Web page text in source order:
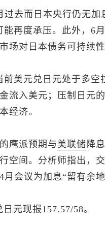
过去而日本央行仍无
能再度承压。此外，6
场对日本债务可持续
前美元兑日元处于多空
流入美元；压制日元
经济。
鹰派预期与 美联储 降
空间。分析师指出，
月会议为加息“留有余
日元现报157.57/58。